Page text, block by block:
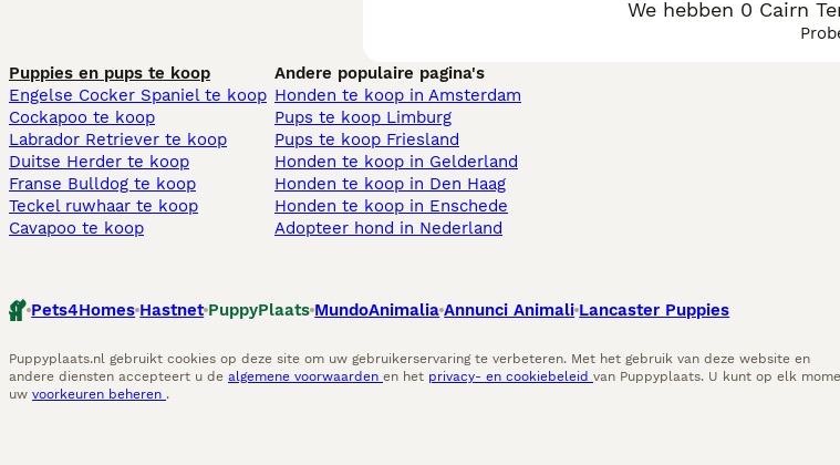
We hebben 0 Cairn
Puppies en pups te koop
Engelse Cocker Spaniel te koop
Cockapoo te koop
Labrador Retriever te koop
Duitse Herder te koop
Franse Bulldog te koop
Teckel ruwhaar te koop
Cavapoo te koop
Andere populaire pagina's
Honden te koop in Amsterdam
Pups te koop Limburg​
Pups te koop Friesland​
Honden te koop in Gelderland
Honden te koop in Den Haag
Honden te koop in Enschede
Adopteer hond in Nederland
Pets4Homes Hastnet PuppyPlaats MundoAnimalia Annunci Animali Lancaster Puppies
Puppyplaats.nl gebruikt cookies op deze site om uw gebruikerservaring te verbeteren. Met het gebruik van deze website en
andere diensten accepteert u de algemene voorwaarden en het privacy- en cookiebeleid van Puppyplaats. U kunt op elk
uw voorkeuren beheren .